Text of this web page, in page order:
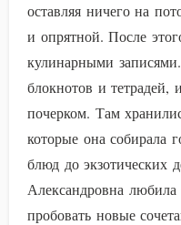
оставляя ничего на
и опрятной. После
кулинарными
блокнотов и тетрадей,
почерком. Там
которые она собирала
блюд до экзотических
Александровна любила
пробовать новые